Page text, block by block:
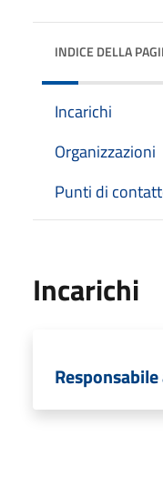
INDICE DELLA
Incarichi
Organizzazioni
Punti di
Incarichi